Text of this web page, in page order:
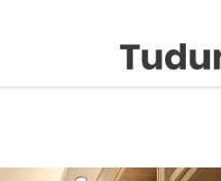
About Us